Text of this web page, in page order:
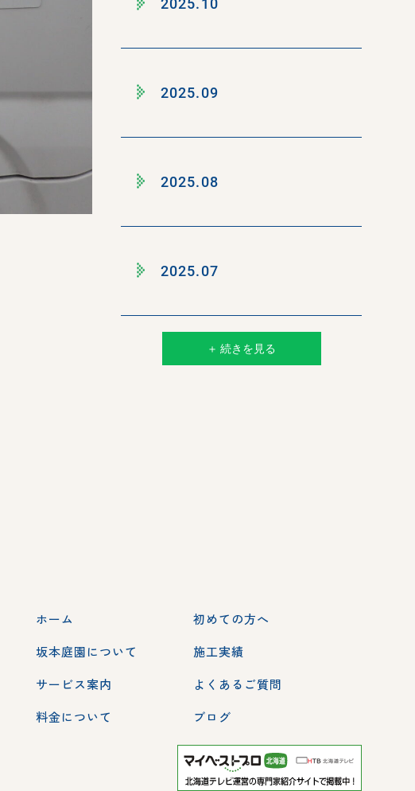
2025.09
2025.08
2025.07
＋ 続きを見る
ホーム
坂本庭園について
サービス案内
料金について
初めての方へ
施工実績
よくあるご質問
ブログ